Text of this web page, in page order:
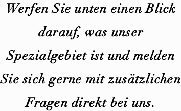
Werfen Sie unten einen Blick
darauf, was unser
Spezialgebiet ist und melden
Sie sich gerne mit zusätzlichen
Fragen direkt bei uns.